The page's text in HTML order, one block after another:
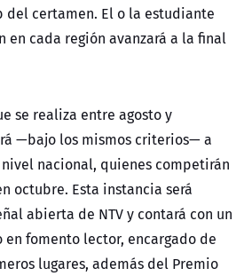
certamen. El o la estudiante
en cada región avanzará a la final
se realiza entre agosto y
—bajo los mismos criterios— a
nacional, quienes competirán
octubre. Esta instancia será
abierta de NTV y contará con un
fomento lector, encargado de
lugares, además del Premio